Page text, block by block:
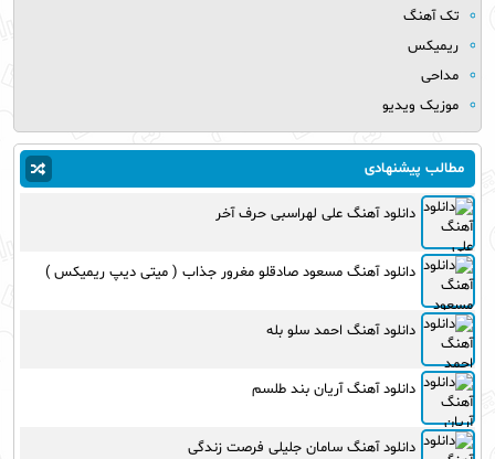
تک آهنگ
ریمیکس
مداحی
موزیک ویدیو
مطالب پیشنهادی
دانلود آهنگ علی لهراسبی حرف آخر
دانلود آهنگ مسعود صادقلو مغرور جذاب ( میتی دیپ ریمیکس )
دانلود آهنگ احمد سلو بله
دانلود آهنگ آریان بند طلسم
دانلود آهنگ سامان جلیلی فرصت زندگی